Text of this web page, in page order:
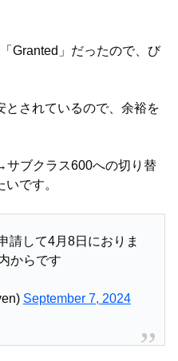
Granted」だったので、び
とされているので、余裕を
サブクラス600への切り替
です。
請して4月8日におりま
からです
September 7, 2024